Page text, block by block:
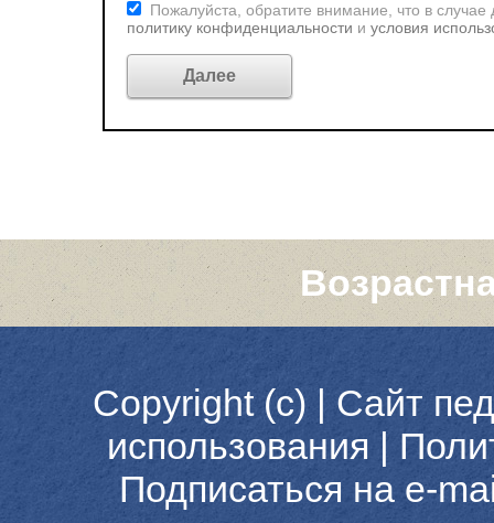
Пожалуйста, обратите внимание, что в
политику конфиденциальности и условия
Copyright (c) | Сайт
использования |
Подписаться на e-